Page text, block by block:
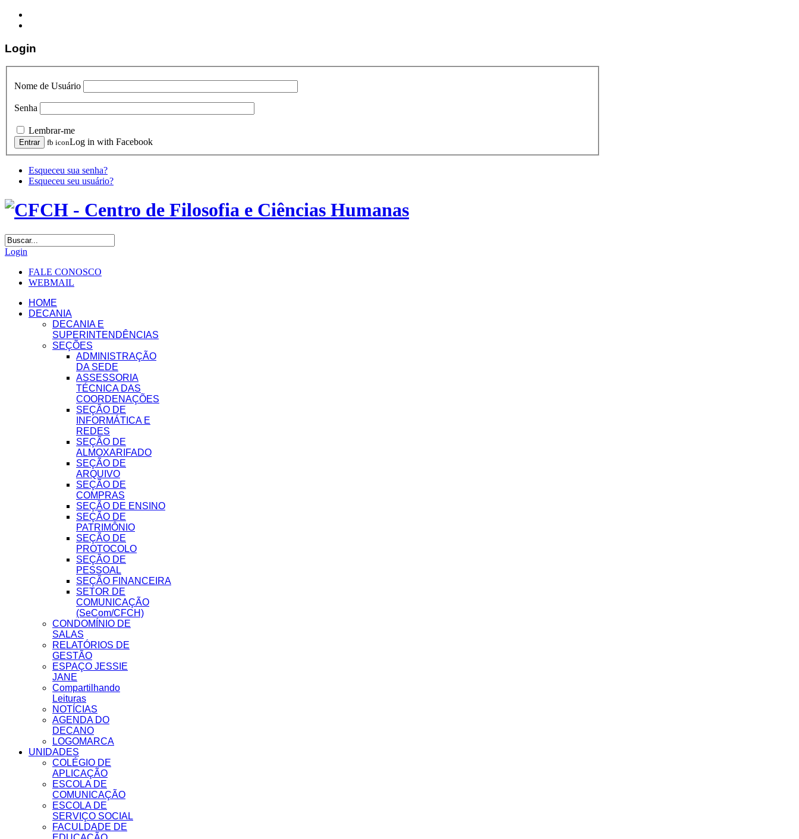
Login
Nome de Usuário
Senha
Lembrar-me
fb iconLog in with Facebook
Esqueceu sua senha?
Esqueceu seu usuário?
Login
FALE CONOSCO
WEBMAIL
HOME
DECANIA
DECANIA E
SUPERINTENDÊNCIAS
SEÇÕES
ADMINISTRAÇÃO
DA SEDE
ASSESSORIA
TÉCNICA DAS
COORDENAÇÕES
SEÇÃO DE
INFORMÁTICA E
REDES
SEÇÃO DE
ALMOXARIFADO
SEÇÃO DE
ARQUIVO
SEÇÃO DE
COMPRAS
SEÇÃO DE ENSINO
SEÇÃO DE
PATRIMÔNIO
SEÇÃO DE
PROTOCOLO
SEÇÃO DE
PESSOAL
SEÇÃO FINANCEIRA
SETOR DE
COMUNICAÇÃO
(SeCom/CFCH)
CONDOMÍNIO DE
SALAS
RELATÓRIOS DE
GESTÃO
ESPAÇO JESSIE
JANE
Compartilhando
Leituras
NOTÍCIAS
AGENDA DO
DECANO
LOGOMARCA
UNIDADES
COLÉGIO DE
APLICAÇÃO
ESCOLA DE
COMUNICAÇÃO
ESCOLA DE
SERVIÇO SOCIAL
FACULDADE DE